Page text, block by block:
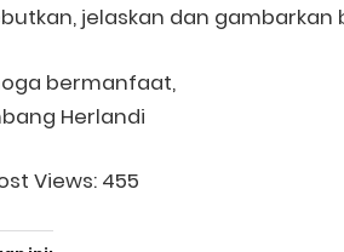
jelaskan dan
bermanfaat,
Herlandi
Views: 455